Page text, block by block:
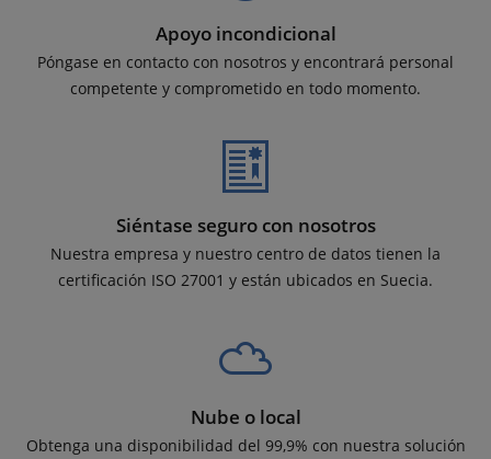
Apoyo incondicional
Póngase en contacto con nosotros y encontrará personal
competente y comprometido en todo momento.
Siéntase seguro con nosotros
Nuestra empresa y nuestro centro de datos tienen la
certificación ISO 27001 y están ubicados en Suecia.
Nube o local
Obtenga una disponibilidad del 99,9% con nuestra solución